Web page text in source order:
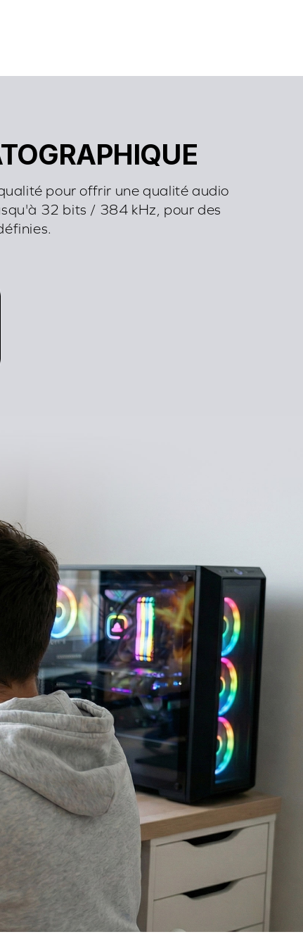
pour offrir une qualité audio
32 bits / 384 kHz, pour des